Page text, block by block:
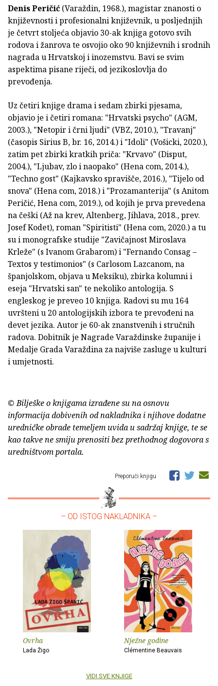
Denis Peričić (Varaždin, 1968.), magistar znanosti o
književnosti i profesionalni književnik, u posljednjih
je četvrt stoljeća objavio 30-ak knjiga gotovo svih
rodova i žanrova te osvojio oko 90 književnih i srodnih
nagrada u Hrvatskoj i inozemstvu. Bavi se svim
aspektima pisane riječi, od jezikoslovlja do
prevođenja.
Uz četiri knjige drama i sedam zbirki pjesama,
objavio je i četiri romana: "Hrvatski psycho" (AGM,
2003.), "Netopir i črni ljudi" (VBZ, 2010.), "Travanj"
(časopis Sirius B, br. 16, 2014.) i "Idoli" (Vošicki, 2020.),
zatim pet zbirki kratkih priča: "Krvavo" (Disput,
2004.), "Ljubav, zlo i naopako" (Hena com, 2014.),
"Techno gost" (Kajkavsko spravišče, 2016.), "Tijelo od
snova" (Hena com, 2018.) i "Prozamanterija" (s Anitom
Peričić, Hena com, 2019.), od kojih je prva prevedena
na češki (Až na krev, Altenberg, Jihlava, 2018., prev.
Josef Kodet), roman "Spiritisti" (Hena com, 2020.) a tu
su i monografske studije "Zavičajnost Miroslava
Krleže" (s Ivanom Grabarom) i "Fernando Consag –
Textos y testimonios" (s Carlosom Lazcanom, na
španjolskom, objava u Meksiku), zbirka kolumni i
eseja "Hrvatski san" te nekoliko antologija. S
engleskog je preveo 10 knjiga. Radovi su mu 164
uvršteni u 20 antologijskih izbora te prevođeni na
devet jezika. Autor je 60-ak znanstvenih i stručnih
radova. Dobitnik je Nagrade Varaždinske županije i
Medalje Grada Varaždina za najviše zasluge u kulturi
i umjetnosti.
© Bilješke o knjigama izrađene su na osnovu
informacija dobivenih od nakladnika i njihove dodatne
uredničke obrade temeljem uvida u sadržaj knjige, te se
kao takve ne smiju prenositi bez prethodnog dogovora s
uredništvom portala.
Preporuči knjigu
– OD ISTOG NAKLADNIKA –
Ovrha
Lada Žigo
Nježne godine
Clémentine Beauvais
VIDI SVE KNJIGE